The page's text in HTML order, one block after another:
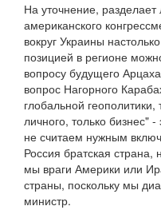
На уточнение,
американского
вокруг Украины
позицией в регионе
вопросу будущего
вопрос Нагорного
глобальной
личного, только бизнес"
не считаем нужным
Россия братская страна,
мы враги Америки или
страны, поскольку мы
министр.